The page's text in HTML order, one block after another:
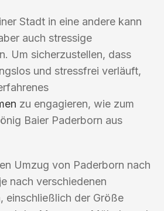
Stadt in eine andere kann
auch stressige
Um sicherzustellen, dass
und stressfrei verläuft,
zu engagieren, wie zum
Baier Paderborn aus
Umzug von Paderborn nach
nach verschiedenen
einschließlich der Größe